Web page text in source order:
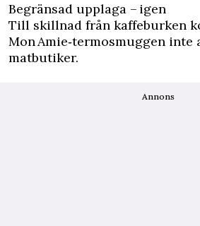
Begränsad upplaga – igen
Till skillnad från kaffeburken
Mon Amie‑termosmuggen inte
matbutiker.
Annons